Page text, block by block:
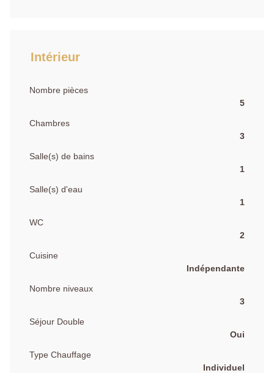
Intérieur
Nombre pièces
5
Chambres
3
Salle(s) de bains
1
Salle(s) d'eau
1
WC
2
Cuisine
Indépendante
Nombre niveaux
3
Séjour Double
Oui
Type Chauffage
Individuel